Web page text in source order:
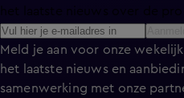
Meld je aan voor onze
het laatste nieuws en
samenwerking met onze